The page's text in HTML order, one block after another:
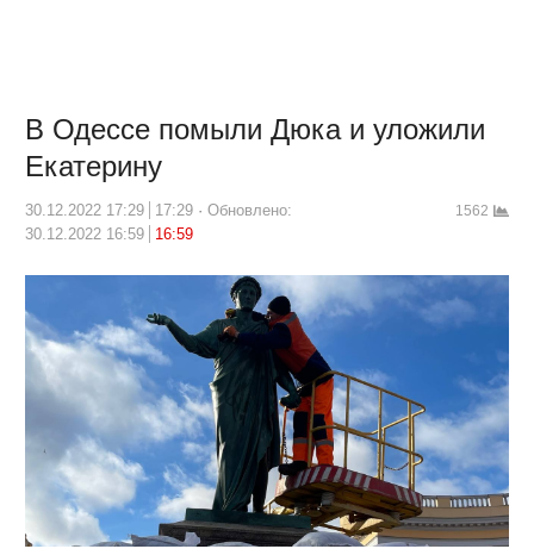
В Одессе помыли Дюка и уложили
Екатерину
30.12.2022 17:29 17:29
Обновлено:
30.12.2022 16:59
16:59
1562